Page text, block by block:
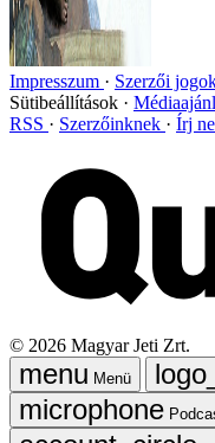
Impresszum Szerzői
Sütibeállítások
RSS
Szerzőinknek Írj
© 2026 Magyar Jeti Zrt.
Menü